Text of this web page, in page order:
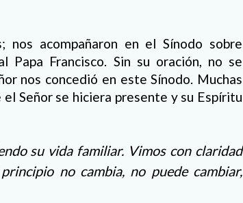
nos acompañaron en el Sínodo sobre
Francisco. Sin su oración, no se
nos concedió en este Sínodo. Muchas
Señor se hiciera presente y su Espíritu
su vida familiar. Vimos con claridad
no cambia, no puede cambiar,